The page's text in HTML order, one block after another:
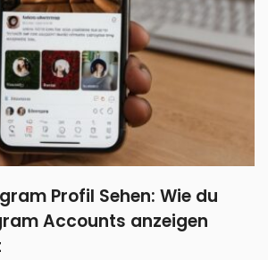
Profil Sehen: Wie du
Accounts anzeigen